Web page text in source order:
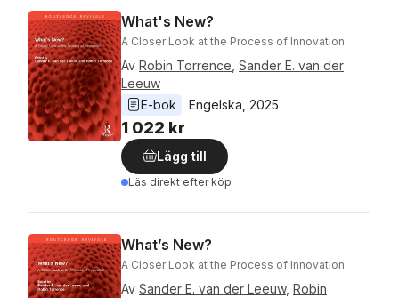
What's New?
A Closer Look at the Process of Innovation
Av Robin Torrence Sander E. van der
Leeuw
E-bok
Engelska 2025
1 022 kr
Lägg till
Läs direkt efter köp
What’s New?
A Closer Look at the Process of Innovation
Av Sander E. van der Leeuw, Robin